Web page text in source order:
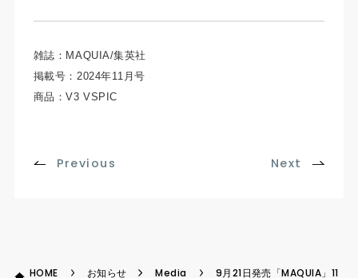
雑誌：MAQUIA/集英社
掲載号：2024年11月号
商品：V3 VSPIC
Previous Next
HOME お知らせ Media 9月21日発売「MAQUIA」11